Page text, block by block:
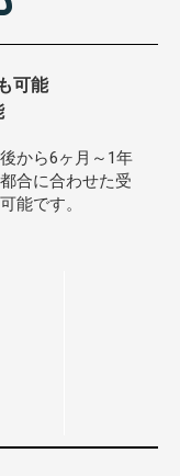
可能
から6ヶ月～1年
合に合わせた受
能です。